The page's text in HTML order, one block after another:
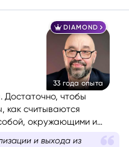
DIAMOND
33 года опыта
чтобы
как считываются
окружающими и